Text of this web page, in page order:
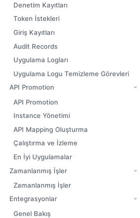
Denetim Kayıtları
Token İstekleri
Giriş Kayıtları
Audit Records
Uygulama Logları
Uygulama Logu Temizleme Görevleri
API Promotion
API Promotion
Instance Yönetimi
API Mapping Oluşturma
Çalıştırma ve İzleme
En İyi Uygulamalar
Zamanlanmış İşler
Zamanlanmış İşler
Entegrasyonlar
Genel Bakış